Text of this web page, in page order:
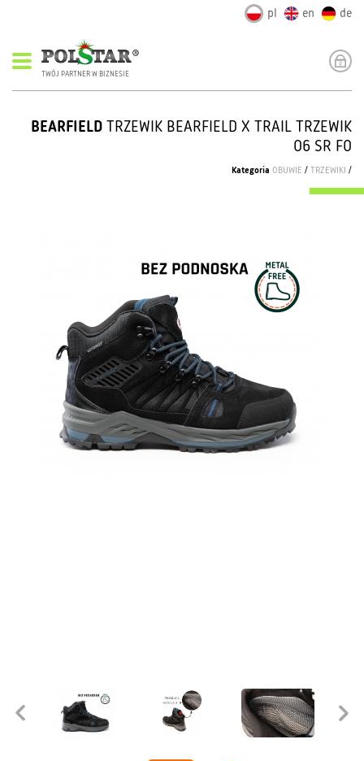
pl en de
TWÓJ PARTNER W BIZNESIE
BEARFIELD TRZEWIK BEARFIELD X TRAIL TRZEWIK
O6 SR FO
Kategoria OBUWIE / TRZEWIKI /